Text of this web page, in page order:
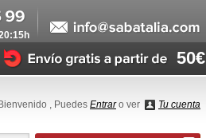
50€
Bienvenido , Puedes Entraro ver Tu cuenta